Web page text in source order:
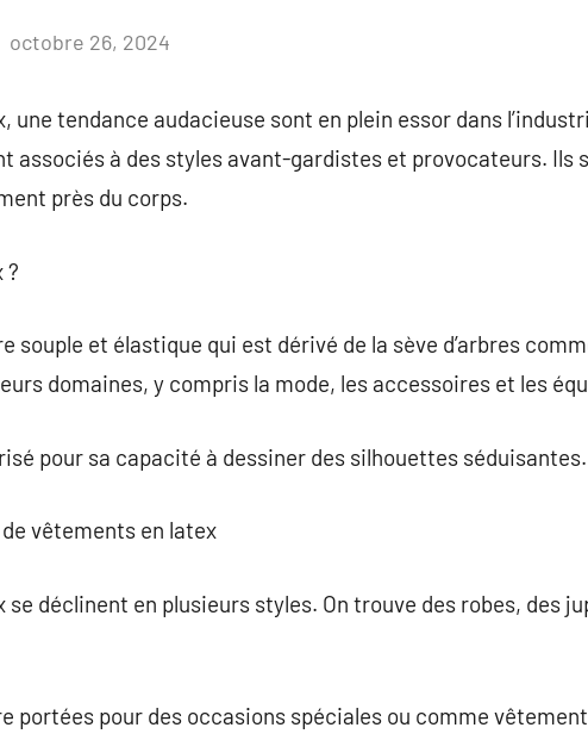
octobre 26, 2024
une tendance audacieuse sont en plein essor dans
associés à des styles avant-gardistes et provocateurs. Ils
près du corps.
?
souple et élastique qui est dérivé de la sève d’arbres
domaines, y compris la mode, les accessoires et les
pour sa capacité à dessiner des silhouettes séduisantes.
vêtements en latex
déclinent en plusieurs styles. On trouve des robes, des
portées pour des occasions spéciales ou comme